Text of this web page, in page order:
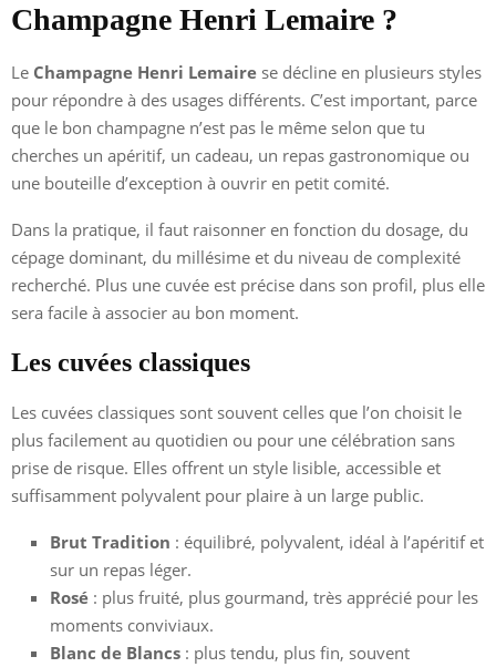
Champagne Henri Lemaire ?
Le Champagne Henri Lemaire se décline en plusieurs styles
pour répondre à des usages différents. C’est important, parce
que le bon champagne n’est pas le même selon que tu
cherches un apéritif, un cadeau, un repas gastronomique ou
une bouteille d’exception à ouvrir en petit comité.
Dans la pratique, il faut raisonner en fonction du dosage, du
cépage dominant, du millésime et du niveau de complexité
recherché. Plus une cuvée est précise dans son profil, plus elle
sera facile à associer au bon moment.
Les cuvées classiques
Les cuvées classiques sont souvent celles que l’on choisit le
plus facilement au quotidien ou pour une célébration sans
prise de risque. Elles offrent un style lisible, accessible et
suffisamment polyvalent pour plaire à un large public.
Brut Tradition : équilibré, polyvalent, idéal à l’apéritif et
sur un repas léger.
Rosé : plus fruité, plus gourmand, très apprécié pour les
moments conviviaux.
Blanc de Blancs : plus tendu, plus fin, souvent